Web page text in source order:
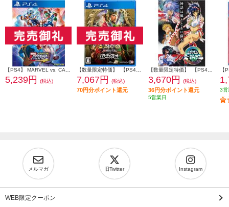
【PS4】 MARVEL vs. CAPCOM ファイティングコレクション アーケードクラシックス
5,239円 (税込)
【数量限定特価】 【PS4】 三國志8 REMAKE with パワーアップキット 通常版
7,067円 (税込)
70円分ポイント還元
【数量限定特価】 【PS4】 アーネスト・エバンス COLLECTION 通常版
3,670円 (税込)
36円分ポイント還元
5営業日
3営
メルマガ 旧Twitter Instagram
WEB限定クーポン